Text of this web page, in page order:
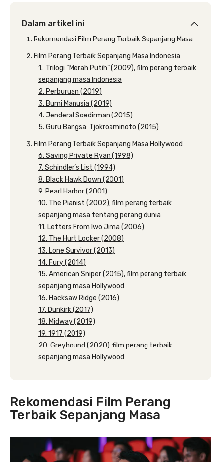
Dalam artikel ini
Rekomendasi Film Perang Terbaik Sepanjang Masa
Film Perang Terbaik Sepanjang Masa Indonesia
1. Trilogi “Merah Putih” (2009), film perang terbaik
sepanjang masa Indonesia
2. Perburuan (2019)
3. Bumi Manusia (2019)
4. Jenderal Soedirman (2015)
5. Guru Bangsa: Tjokroaminoto (2015)
Film Perang Terbaik Sepanjang Masa Hollywood
6. Saving Private Ryan (1998)
7. Schindler’s List (1994)
8. Black Hawk Down (2001)
9. Pearl Harbor (2001)
10. The Pianist (2002), film perang terbaik
sepanjang masa tentang perang dunia
11. Letters From Iwo Jima (2006)
12. The Hurt Locker (2008)
13. Lone Survivor (2013)
14. Fury (2014)
15. American Sniper (2015), film perang terbaik
sepanjang masa Hollywood
16. Hacksaw Ridge (2016)
17. Dunkirk (2017)
18. Midway (2019)
19. 1917 (2019)
20. Greyhound (2020), film perang terbaik
sepanjang masa Hollywood
Rekomendasi Film Perang
Terbaik Sepanjang Masa